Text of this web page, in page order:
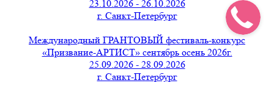
23.10.2026 - 26.10.2026
г. Санкт-Петербург
Международный ГРАНТОВЫЙ фестиваль-конкурс
«Призвание-АРТИСТ» сентябрь осень 2026г.
25.09.2026 - 28.09.2026
г. Санкт-Петербург